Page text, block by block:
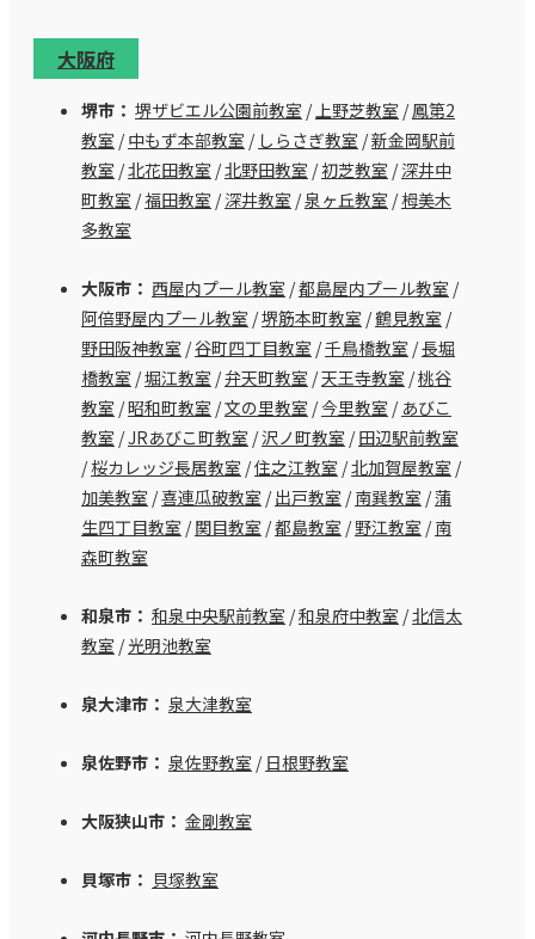
大阪府
堺市： 堺ザビエル公園前教室 / 上野芝教室 /鳳第2
教室 /中もず本部教室 / しらさぎ教室 /新金岡駅前
教室 /北花田教室 /北野田教室 /初芝教室 /深井中
町教室 /福田教室 /深井教室 /泉ヶ丘教室 /栂美木
多教室
大阪市： 西屋内プール教室 /都島屋内プール教室 /
阿倍野屋内プール教室 /堺筋本町教室 /鶴見教室 /
野田阪神教室 /谷町四丁目教室 /千鳥橋教室 /長堀
橋教室 /堀江教室 /弁天町教室 /天王寺教室 /桃谷
教室 /昭和町教室 /文の里教室 /今里教室 / あびこ
教室 /JRあびこ町教室 /沢ノ町教室 /田辺駅前教室
/桜カレッジ長居教室 /住之江教室 /北加賀屋教室 /
加美教室 /喜連瓜破教室 /出戸教室 /南巽教室 /蒲
生四丁目教室 /関目教室 /都島教室 /野江教室 /南
森町教室
和泉市： 和泉中央駅前教室 /和泉府中教室 /北信太
教室 /光明池教室
泉大津市： 泉大津教室
泉佐野市： 泉佐野教室 / 日根野教室
大阪狭山市： 金剛教室
貝塚市： 貝塚教室